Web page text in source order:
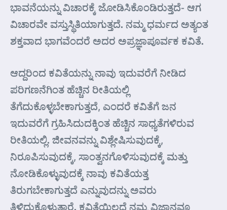
ಭಾವನೆಯನ್ನು ವಿಚಾರಕ್ಕೆ ಜೋಡಿಸಿಕೊಂಡಿರುತ್ತದೆ- ಆಗ
ವಿಚಾರವೇ ವಸ್ತುಸ್ಥಿತಿಯಾಗುತ್ತದೆ. ನಮ್ಮ ಧರ್ಮದ ಅತ್ಯಂತ
ಶಕ್ತವಾದ ಭಾಗವೆಂದರೆ ಅದರ ಅಪ್ರಜ್ಞಾಪೂರ್ವಕ ಕವಿತೆ.
ಆದ್ದರಿಂದ ಕವಿತೆಯನ್ನು ನಾವು ಇದುವರೆಗೆ ನೀಡಿದ
ಪರಿಗಣನೆಗಿಂತ ಹೆಚ್ಚಿನ ರೀತಿಯಲ್ಲಿ
ತೆಗೆದುಕೊಳ್ಳಬೇಕಾಗುತ್ತದೆ, ಎಂದರೆ ಕವಿತೆಗೆ ಜನ
ಇದುವರೆಗೆ ಗ್ರಹಿಸಿದುದಕ್ಕಿಂತ ಹೆಚ್ಚಿನ ಸಾಧ್ಯತೆಗಳಿರುವ
ರೀತಿಯಲ್ಲಿ. ಜೀವನವನ್ನು ವಿಶ್ಲೇಷಿಸುವುದಕ್ಕೆ,
ನಿರೂಪಿಸುವುದಕ್ಕೆ, ಸಾಂತ್ವನಗೊಳಿಸುವುದಕ್ಕೆ ಮತ್ತು
ನೋಡಿಕೊಳ್ಳುವುದಕ್ಕೆ ನಾವು ಕವಿತೆಯತ್ತ
ತಿರುಗಬೇಕಾಗುತ್ತದೆ ಎನ್ನುವುದನ್ನು ಅವರು
ತಿಳಿದುಕೊಳ್ಳುತ್ತಾರೆ. ಕವಿತೆಯಿಲ್ಲದೆ ನಮ್ಮ ವಿಜ್ಞಾನವೂ